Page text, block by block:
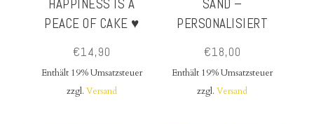
HAPPINESS IS A
PEACE OF CAKE ♥
€14,90
Enthält 19% Umsatzsteuer
zzgl. Versand
SAND –
PERSONALISIERT
€18,00
Enthält 19% Umsatzsteuer
zzgl.Versand